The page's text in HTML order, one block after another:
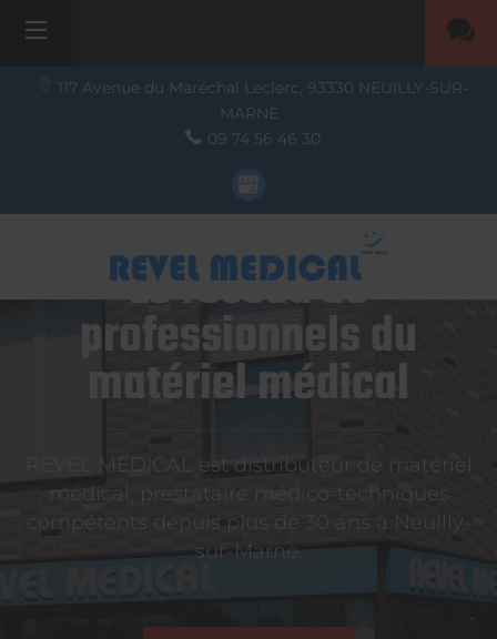
117 Avenue du Maréchal Leclerc, 93330 NEUILLY-SUR-
MARNE
09 74 56 46 30
Le réseau de
professionnels du
matériel médical
REVEL MEDICAL est distributeur de matériel
médical, prestataire médico-techniques
compétents depuis plus de 30 ans à Neuilly-
sur-Marne.